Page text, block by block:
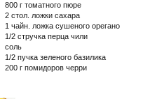
800 г томатного пюре
2 стол. ложки сахара
1 чайн. ложка сушеного орегано
1/2 стручка перца чили
соль
1/2 пучка зеленого базилика
200 г помидоров черри